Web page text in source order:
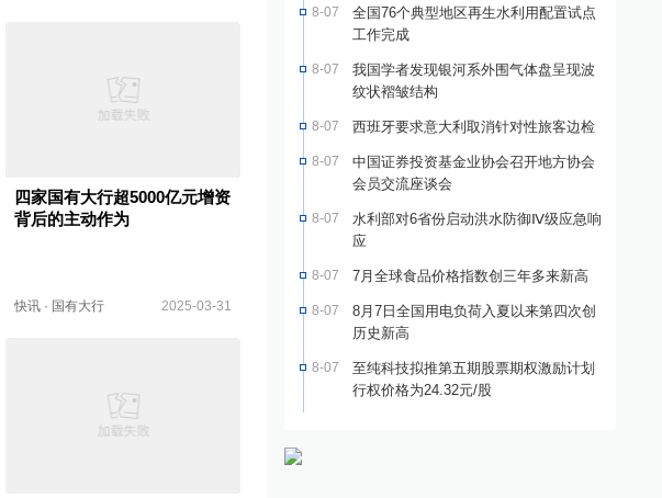
四家国有大行超5000亿元增资
背后的主动作为
快讯· 国有大行 2025-03-31
8-07
全国76个典型地区再生水利用配置试点
工作完成
8-07
我国学者发现银河系外围气体盘呈现波
纹状褶皱结构
8-07 西班牙要求意大利取消针对性旅客边检
8-07
中国证券投资基金业协会召开地方协会
会员交流座谈会
8-07
水利部对6省份启动洪水防御Ⅳ级应急响
应
8-07 7月全球食品价格指数创三年多来新高
8-07
8月7日全国用电负荷入夏以来第四次创
历史新高
8-07
至纯科技拟推第五期股票期权激励计划
行权价格为24.32元/股